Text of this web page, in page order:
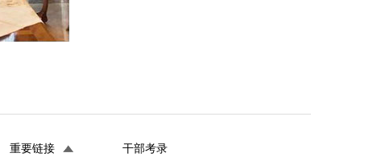
重要链接 干部考录